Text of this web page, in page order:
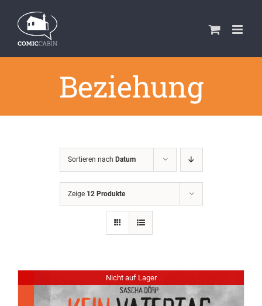
Inhalt
springen
Beziehung
Sortieren nach Datum
Zeige 12 Produkte
Nicht auf Lager